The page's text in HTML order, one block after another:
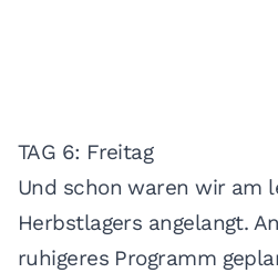
TAG 6: Freitag
Und schon waren wir am
Herbstlagers angelangt.
ruhigeres Programm